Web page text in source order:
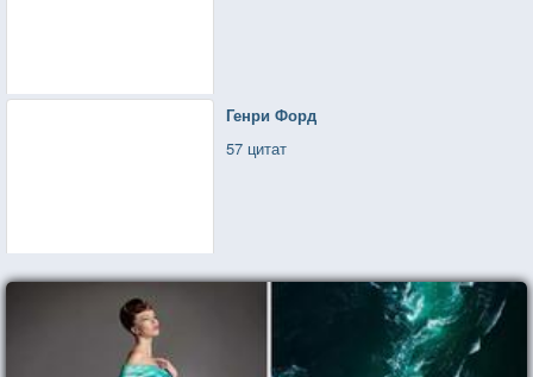
Генри Форд
57 цитат